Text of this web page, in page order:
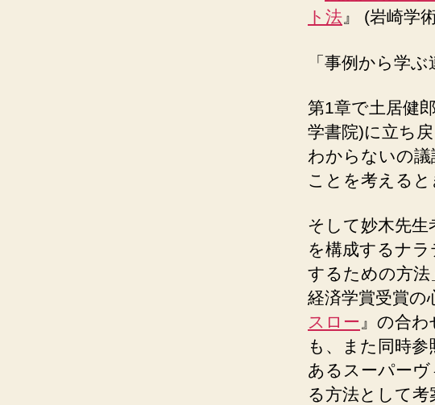
ト法 』 (岩崎学
「事例から学
第1章で土居健
学書院)に立ち
わからないの
ことを考えると
そして妙木先生
を構成するナ
するための方
経済学賞受賞の
スロー 』の合
も、また同時
あるスーパー
る方法として